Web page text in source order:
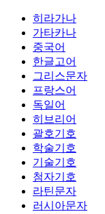
히라가나
가타카나
중국어
한글고어
그리스문자
프랑스어
독일어
히브리어
괄호기호
학술기호
기술기호
첨자기호
라틴문자
러시아문자